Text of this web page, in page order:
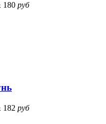
180 руб
182 руб